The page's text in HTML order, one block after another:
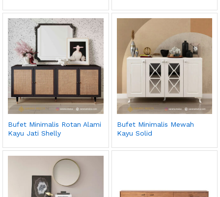
Bufet Minimalis Rotan Alami
Kayu Jati Shelly
Bufet Minimalis Mewah
Kayu Solid